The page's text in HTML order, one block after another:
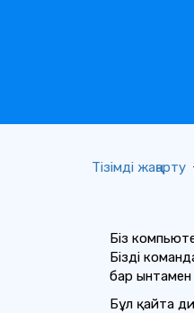
Тізімді жаңарту
Біз
Біздің
бар ынтамен
Бұл қайта